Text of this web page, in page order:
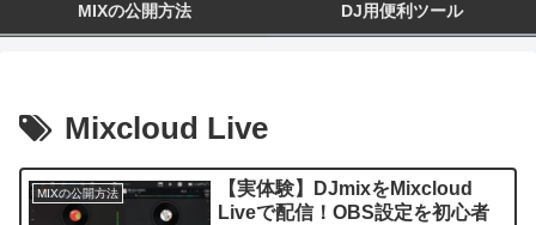
MIXの公開方法 DJ用便利ツール
Mixcloud Live
MIXの公開方法
【実体験】DJmixをMixcloud
Liveで配信！OBS設定を初心者